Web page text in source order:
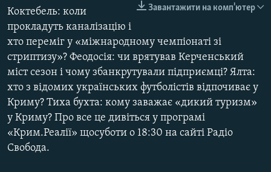
ІНФОГРАФІКА
ДОЛУЧАЙСЯ!
Усі сайти RFE/RL
Завантажити на комп'ютер
Коктебель: коли
прокладуть каналізацію і
хто переміг у «міжнародному чемпіонаті зі
стриптизу»? Феодосія: чи врятував Керченський
міст сезон і чому збанкрутували підприємці? Ялта:
хто з відомих українських футболістів відпочиває у
Криму? Тиха бухта: кому заважає «дикий туризм»
у Криму? Про все це дивіться у програмі
«Крим.Реалії» щосуботи о 18:30 на сайті Радіо
Свобода.